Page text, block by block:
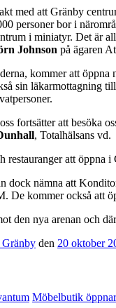
med att Gränby
personer bor i
i miniatyr. Det
Johnson på ägaren
kommer att öppna
sin läkarmottagning
fortsätter att besöka
, Totalhälsans vd.
att
dock nämna att
De kommer också att
den nya arenan och
den 20 oktober
Möbelbutik